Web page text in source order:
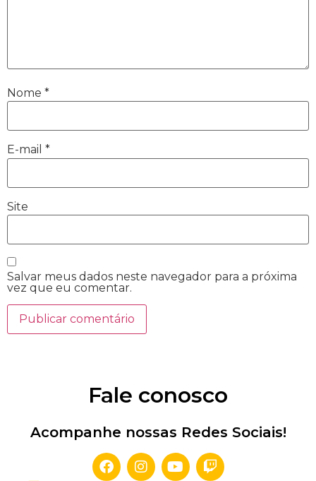
Nome *
E-mail *
Site
Salvar meus dados neste navegador para a próxima
vez que eu comentar.
Fale conosco
Acompanhe nossas Redes Sociais!